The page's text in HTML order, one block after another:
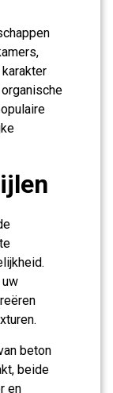
beton
beide
en